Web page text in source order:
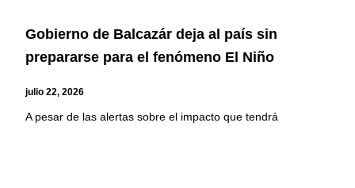
Gobierno de Balcazár deja al país sin
prepararse para el fenómeno El Niño
julio 22, 2026
A pesar de las alertas sobre el impacto que tendrá